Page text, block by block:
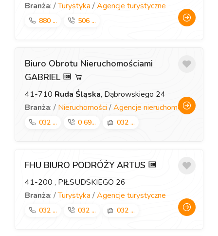
Branża: /Turystyka /Agencje turystyczne
880 ... 506 ...
Biuro Obrotu Nieruchomościami
GABRIEL
41-710 Ruda Śląska, Dąbrowskiego 24
Branża: / Nieruchomości /Agencje nieruchomości
032 ... 0 69... 032 ...
FHU BIURO PODRÓŻY ARTUS
41-200 , PIŁSUDSKIEGO 26
Branża: /Turystyka /Agencje turystyczne
032 ... 032 ... 032 ...